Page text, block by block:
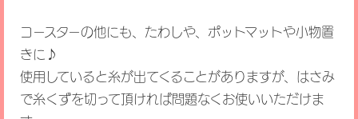
コースターの他にも、たわしや、ポットマットや小物置
きに♪
使用していると糸が出てくることがありますが、はさみ
で糸くずを切って頂ければ問題なくお使いいただけま